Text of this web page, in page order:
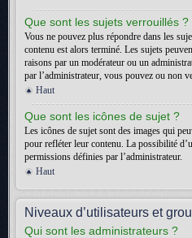
Que sont les sujets verrouillés ?
Vous ne pouvez plus répondre dans les
contenu est alors terminé. Les sujets
raisons par un modérateur ou un
par l’administrateur, vous pouvez ou non
Haut
Que sont les icônes de sujet ?
Les icônes de sujet sont des images qui
pour refléter leur contenu. La possibilité
permissions définies par l’administrateur.
Haut
Niveaux d’utilisateurs et
Qui sont les administrateurs ?